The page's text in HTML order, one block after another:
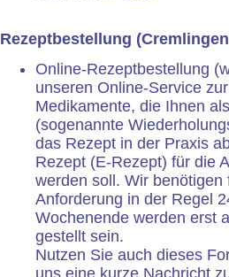
Rezeptbestellung
Online-Rezeptbestellung
unseren Online-Service
Medikamente, die Ihnen
(sogenannte
das Rezept in der Praxis
Rezept (E-Rezept) für die
werden soll. Wir
Anforderung in der Regel
Wochenende werden erst
gestellt sein.
Nutzen Sie auch dieses